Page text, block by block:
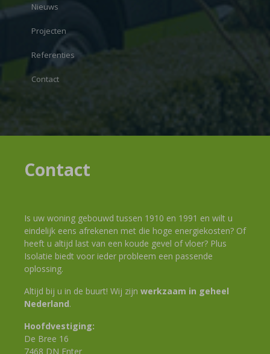
Nieuws
Projecten
Referenties
Contact
Contact
Is uw woning gebouwd tussen 1910 en 1991 en wilt u
eindelijk eens afrekenen met die hoge energiekosten? Of
heeft u altijd last van een koude gevel of vloer? Plus
Isolatie biedt voor ieder probleem een passende
oplossing.
Altijd bij u in de buurt! Wij zijn werkzaam in geheel
Nederland.
Hoofdvestiging:
De Bree 16
7468 DN Enter